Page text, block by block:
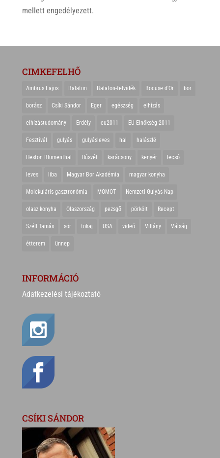
mellett engedélyezett.
CIMKEFELHŐ
Ambrus Lajos Balaton Balaton-felvidék Bocuse d'Or bor
borász Csíki Sándor Eger egészség elhízás
elhízástudomány Erdély eu2011 EU Elnökség 2011
Fesztivál gulyás gulyásleves hal halászlé
Heston Blumenthal Húsvét karácsony kenyér lecsó
leves liba Magyar Bor Akadémia magyar konyha
Molekuláris gasztronómia MOMOT Nemzeti Gulyás Nap
olasz konyha Olaszország pezsgő pörkölt Recept
Széll Tamás sör tokaj USA videó Villány Válság
étterem ünnep
INFORMÁCIÓ
Adatkezelési tájékoztató
CSÍKI SÁNDOR